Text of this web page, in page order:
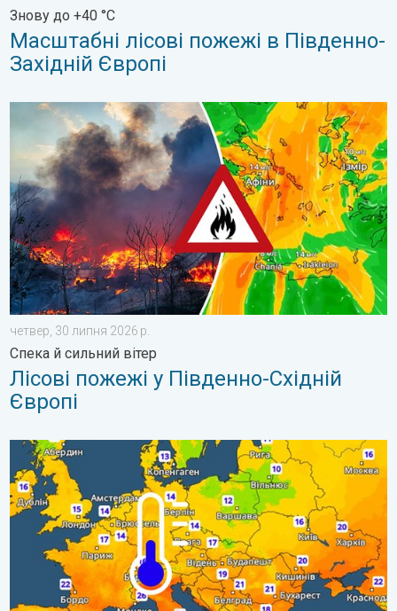
Знову до +40 °C
Масштабні лісові пожежі в Південно-
Західній Європі
Лісові пожежі у Південно-Східній Європі. Спека й сильний
четвер, 30 липня 2026 р.
Спека й сильний вітер
Лісові пожежі у Південно-Східній
Європі
Наближаються прохолодніші ночі. Дихати стане легше. . .